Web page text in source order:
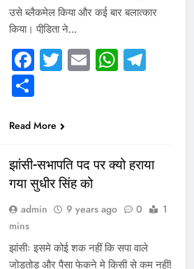
उसे ब्लैकमेल किया और कई बार बलात्कार
किया। पीडि़ता ने…
Facebook
Twitter
Email
Share
Read More
झांसी-सभापति पद पर क्यो हराया
गया सुधीर सिंह को
admin 9 years ago 0
1
mins
झांसीः इसमे कोई शक नहीं कि सपा वाले
जोड़तोड़ और पैसा फेकने मे किसी से कम नहीं!